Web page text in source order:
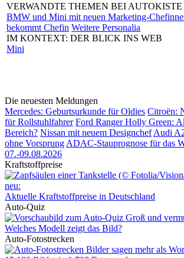
VERWANDTE THEMEN BEI AUTOKISTE
BMW und Mini mit neuen Marketing-
bekommt Chefin Weitere Personalia
IM KONTEXT: DER BLICK INS WEB
Mini
Die neuesten Meldungen
Mercedes: Geburtsurkunde für Oldies Citroën:
für Rollstuhlfahrer Ford Ranger Holly Green:
Bereich? Nissan mit neuem Designchef Audi
ohne Vorsprung ADAC-Stauprognose für das
07.-09.08.2026
Kraftstoffpreise
neu:
Aktuelle Kraftstoffpreise in Deutschland
Auto-Quiz
Groß und
Welches Modell zeigt das Bild?
Auto-Fotostrecken
Bilder sagen mehr als